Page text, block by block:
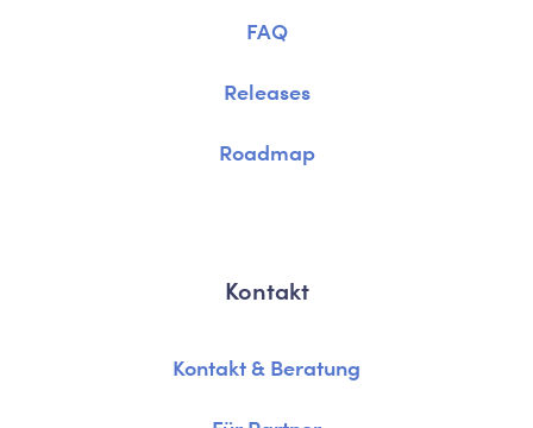
FAQ
Releases
Roadmap
Kontakt
Kontakt & Beratung